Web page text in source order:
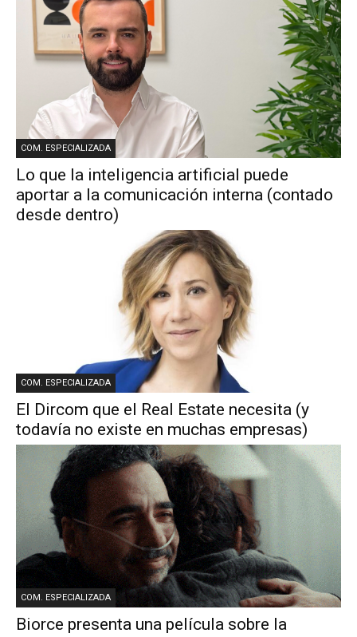
COM. ESPECIALIZADA
Lo que la inteligencia artificial puede
aportar a la comunicación interna (contado
desde dentro)
COM. ESPECIALIZADA
El Dircom que el Real Estate necesita (y
todavía no existe en muchas empresas)
COM. ESPECIALIZADA
Biorce presenta una película sobre la